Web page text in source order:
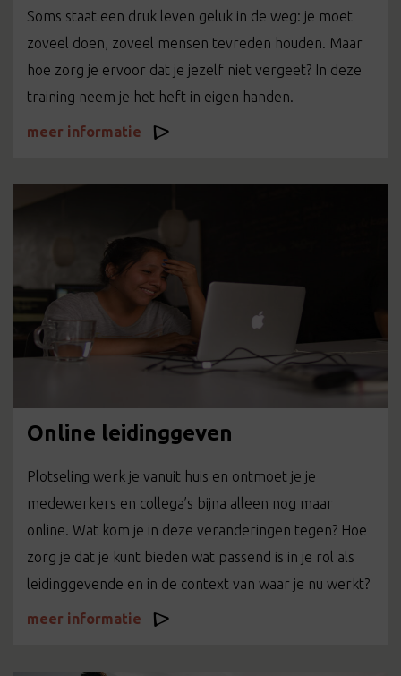
Soms staat een druk leven geluk in de weg: je moet
zoveel doen, zoveel mensen tevreden houden. Maar
hoe zorg je ervoor dat je jezelf niet vergeet? In deze
training neem je het heft in eigen handen.
meer informatie
Online leidinggeven
Plotseling werk je vanuit huis en ontmoet je je
medewerkers en collega’s bijna alleen nog maar
online. Wat kom je in deze veranderingen tegen? Hoe
zorg je dat je kunt bieden wat passend is in je rol als
leidinggevende en in de context van waar je nu werkt?
meer informatie